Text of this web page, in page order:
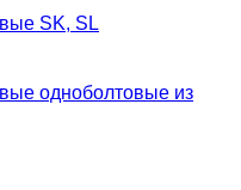
SK, SL
одноболтовые из